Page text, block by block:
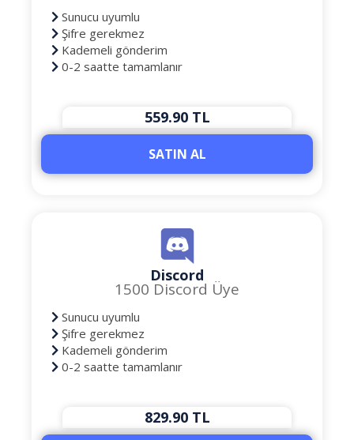
Sunucu uyumlu
Şifre gerekmez
Kademeli gönderim
0-2 saatte tamamlanır
559.90 TL
SATIN AL
Discord
1500 Discord Üye
Sunucu uyumlu
Şifre gerekmez
Kademeli gönderim
0-2 saatte tamamlanır
829.90 TL